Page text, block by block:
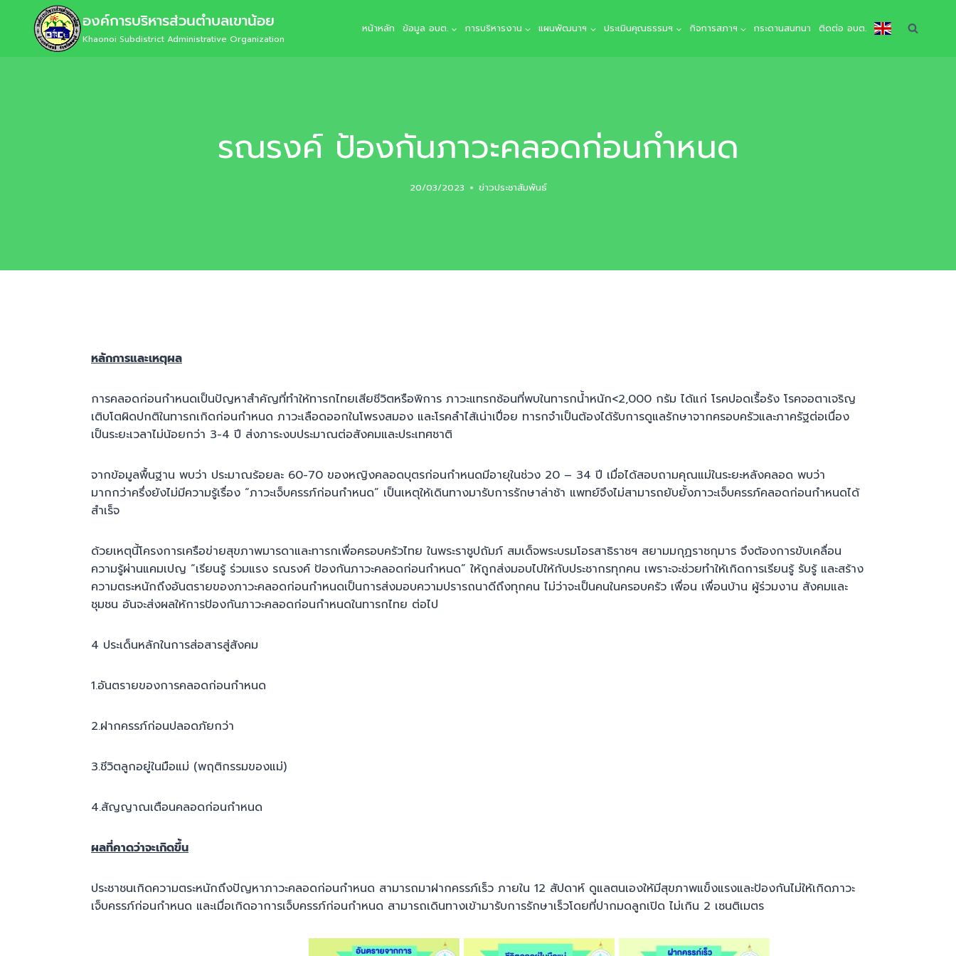
องค์การบริหารส่วนตำบลเขาน้อย
Khaonoi Subdistrict Administrative Organization
หน้าหลัก ข้อมูล อบต. การบริหารงาน แผนพัฒนาฯ ประเมินคุณธรรมฯ กิจการสภาฯ กระดานสนทนา ติดต่อ อบต.
รณรงค์ ป้องกันภาวะคลอดก่อนกำหนด
20/03/2023 ข่าวประชาสัมพันธ์
หลักการและเหตุผล
การคลอดก่อนกำหนดเป็นปัญหาสำคัญที่ทำให้ทารกไทยเสียชีวิตหรือพิการ ภาวะแทรกซ้อนที่พบในทารกน้ำหนัก<2,000 กรัม ได้แก่ โรคปอดเรื้อรัง โรคจอตาเจริญ
เติบโตผิดปกติในทารกเกิดก่อนกำหนด ภาวะเลือดออกในโพรงสมอง และโรคลำไส้เน่าเปื่อย ทารกจำเป็นต้องได้รับการดูแลรักษาจากครอบครัวและภาครัฐต่อเนื่อง
เป็นระยะเวลาไม่น้อยกว่า 3-4 ปี ส่งภาระงบประมาณต่อสังคมและประเทศชาติ
จากข้อมูลพื้นฐาน พบว่า ประมาณร้อยละ 60-70 ของหญิงคลอดบุตรก่อนกำหนดมีอายุในช่วง 20 – 34 ปี เมื่อได้สอบถามคุณแม่ในระยะหลังคลอด พบว่า
มากกว่าครึ่งยังไม่มีความรู้เรื่อง “ภาวะเจ็บครรภ์ก่อนกำหนด” เป็นเหตุให้เดินทางมารับการรักษาล่าช้า แพทย์จึงไม่สามารถยับยั้งภาวะเจ็บครรภ์คลอดก่อนกำหนดได้
สำเร็จ
ด้วยเหตุนี้โครงการเครือข่ายสุขภาพมารดาและทารกเพื่อครอบครัวไทย ในพระราชูปถัมภ์ สมเด็จพระบรมโอรสาธิราชฯ สยามมกุฏราชกุมาร จึงต้องการขับเคลื่อน
ความรู้ผ่านแคมเปญ “เรียนรู้ ร่วมแรง รณรงค์ ป้องกันภาวะคลอดก่อนกำหนด” ให้ถูกส่งมอบไปให้กับประชากรทุกคน เพราะจะช่วยทำให้เกิดการเรียนรู้ รับรู้ และสร้าง
ความตระหนักถึงอันตรายของภาวะคลอดก่อนกำหนดเป็นการส่งมอบความปรารถนาดีถึงทุกคน ไม่ว่าจะเป็นคนในครอบครัว เพื่อน เพื่อนบ้าน ผู้ร่วมงาน สังคมและ
ชุมชน อันจะส่งผลให้การป้องกันภาวะคลอดก่อนกำหนดในทารกไทย ต่อไป
4 ประเด็นหลักในการส่อสารสู่สังคม
1.อันตรายของการคลอดก่อนกำหนด
2.ฝากครรภ์ก่อนปลอดภัยกว่า
3.ชีวิตลูกอยู่ในมือแม่ (พฤติกรรมของแม่)
4.สัญญาณเตือนคลอดก่อนกำหนด
ผลที่คาดว่าจะเกิดขึ้น
ประชาชนเกิดความตระหนักถึงปัญหาภาวะคลอดก่อนกำหนด สามารถมาฝากครรภ์เร็ว ภายใน 12 สัปดาห์ ดูแลตนเองให้มีสุขภาพแข็งแรงและป้องกันไม่ให้เกิดภาวะ
เจ็บครรภ์ก่อนกำหนด และเมื่อเกิดอาการเจ็บครรภ์ก่อนกำหนด สามารถเดินทางเข้ามารับการรักษาเร็วโดยที่ปากมดลูกเปิด ไม่เกิน 2 เซนติเมตร